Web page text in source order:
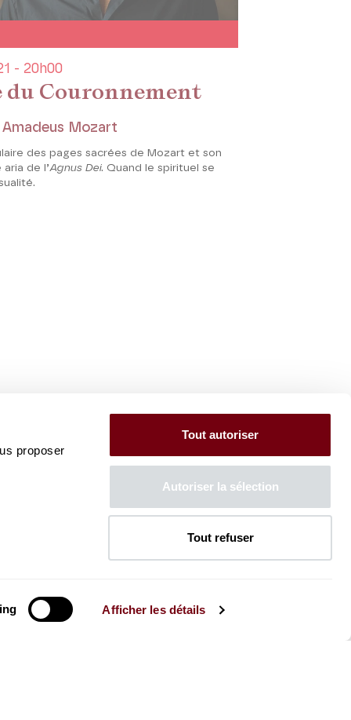
proposer
Afficher les détails
Tout autoriser
Autoriser la sélection
Tout refuser
du Couronnement
- 20h00
Mozart
des pages sacrées de Mozart et son
de l’Agnus Dei. Quand le spirituel se